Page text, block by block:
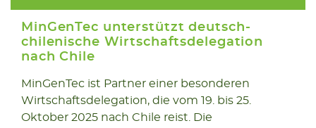
2025
MinGenTec unterstützt deutsch-
chilenische Wirtschaftsdelegation
nach Chile
MinGenTec ist Partner einer besonderen
Wirtschaftsdelegation, die vom 19. bis 25.
Oktober 2025 nach Chile reist. Die